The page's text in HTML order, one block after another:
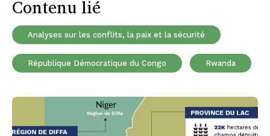
Contenu lié
Analyses sur les conflits, la paix et la sécurité
République Démocratique du Congo Rwanda